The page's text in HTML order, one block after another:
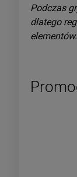
Podczas
dlatego
elementów.